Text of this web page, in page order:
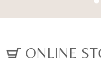
ONLINE